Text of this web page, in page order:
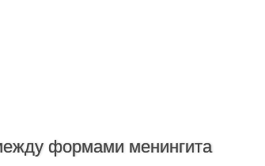
формами менингита